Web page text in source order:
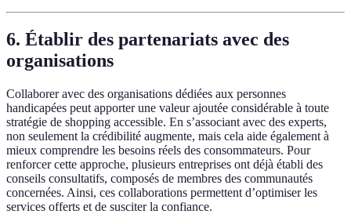
6. Établir des partenariats avec des
organisations
Collaborer avec des organisations dédiées aux personnes
handicapées peut apporter une valeur ajoutée considérable à toute
stratégie de shopping accessible. En s’associant avec des experts,
non seulement la crédibilité augmente, mais cela aide également à
mieux comprendre les besoins réels des consommateurs. Pour
renforcer cette approche, plusieurs entreprises ont déjà établi des
conseils consultatifs, composés de membres des communautés
concernées. Ainsi, ces collaborations permettent d’optimiser les
services offerts et de susciter la confiance.